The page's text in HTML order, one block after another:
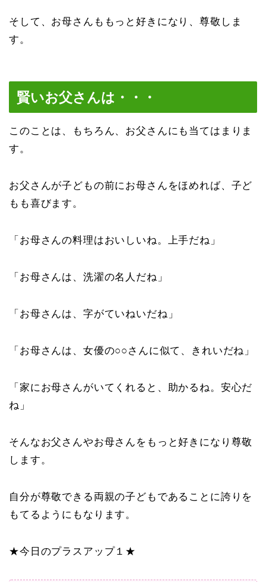
そして、お母さんももっと好きになり、尊敬しま
す。
賢いお父さんは・・・
このことは、もちろん、お父さんにも当てはまりま
す。
お父さんが子どもの前にお母さんをほめれば、子ど
もも喜びます。
「お母さんの料理はおいしいね。上手だね」
「お母さんは、洗濯の名人だね」
「お母さんは、字がていねいだね」
「お母さんは、女優の○○さんに似て、きれいだね」
「家にお母さんがいてくれると、助かるね。安心だ
ね」
そんなお父さんやお母さんをもっと好きになり尊敬
します。
自分が尊敬できる両親の子どもであることに誇りを
もてるようにもなります。
★今日のプラスアップ１★